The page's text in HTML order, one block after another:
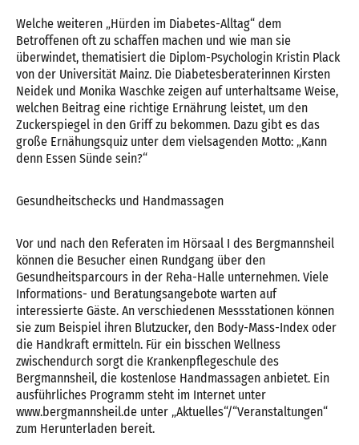
Welche weiteren „Hürden im Diabetes-Alltag“ dem
Betroffenen oft zu schaffen machen und wie man sie
überwindet, thematisiert die Diplom-Psychologin Kristin Plack
von der Universität Mainz. Die Diabetesberaterinnen Kirsten
Neidek und Monika Waschke zeigen auf unterhaltsame Weise,
welchen Beitrag eine richtige Ernährung leistet, um den
Zuckerspiegel in den Griff zu bekommen. Dazu gibt es das
große Ernähungsquiz unter dem vielsagenden Motto: „Kann
denn Essen Sünde sein?“
Gesundheitschecks und Handmassagen
Vor und nach den Referaten im Hörsaal I des Bergmannsheil
können die Besucher einen Rundgang über den
Gesundheitsparcours in der Reha-Halle unternehmen. Viele
Informations- und Beratungsangebote warten auf
interessierte Gäste. An verschiedenen Messstationen können
sie zum Beispiel ihren Blutzucker, den Body-Mass-Index oder
die Handkraft ermitteln. Für ein bisschen Wellness
zwischendurch sorgt die Krankenpflegeschule des
Bergmannsheil, die kostenlose Handmassagen anbietet. Ein
ausführliches Programm steht im Internet unter
www.bergmannsheil.de unter „Aktuelles“/“Veranstaltungen“
zum Herunterladen bereit.